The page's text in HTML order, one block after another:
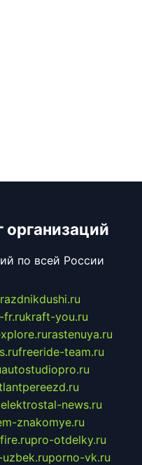
организаций
по всей России
fr.rukraft-you.ru
rastenuya.ru
freeride-team.ru
autostudiopro.ru
elektrostal-news.ru
znakomye.ru
pro-otdelky.ru
porno-vk.ru